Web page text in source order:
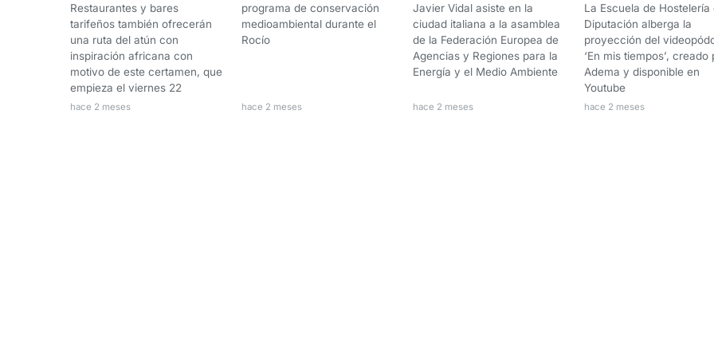
Restaurantes y bares
tarifeños también ofrecerán
una ruta del atún con
inspiración africana con
motivo de este certamen, que
empieza el viernes 22
hace 2 meses
programa de conservación
medioambiental durante el
Rocío
hace 2 meses
Javier Vidal asiste en la
ciudad italiana a la asamblea
de la Federación Europea de
Agencias y Regiones para la
Energía y el Medio Ambiente
hace 2 meses
La Escuela de Hostelería
Diputación alberga la
proyección del
‘En mis tiempos’, creado
Adema y disponible en
Youtube
hace 2 meses